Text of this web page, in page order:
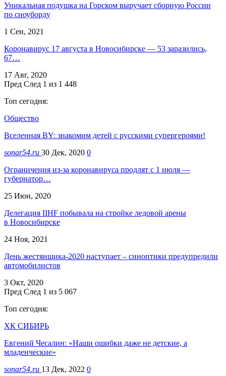
Уникальная подушка на Горском выручает сборную России
по сноуборду
1 Сен, 2021
Коронавирус 17 августа в Новосибирске — 53 заразились,
67…
17 Авг, 2020
Пред След 1 из 1 448
Топ сегодня:
Общество
Вселенная BY: знакомим детей с русскими супергероями!
sonar54.ru 30 Дек, 2020 0
Ограничения из-за коронавируса продлят с 1 июля —
губернатор…
25 Июн, 2020
Делегация IIHF побывала на стройке ледовой арены
в Новосибирске
24 Ноя, 2021
День жестянщика-2020 наступает – синоптики предупредили
автомобилистов
3 Окт, 2020
Пред След 1 из 5 067
Топ сегодня:
ХК СИБИРЬ
Евгений Чесалин: «Наши ошибки даже не детские, а
младенческие»
sonar54.ru 13 Дек, 2022 0